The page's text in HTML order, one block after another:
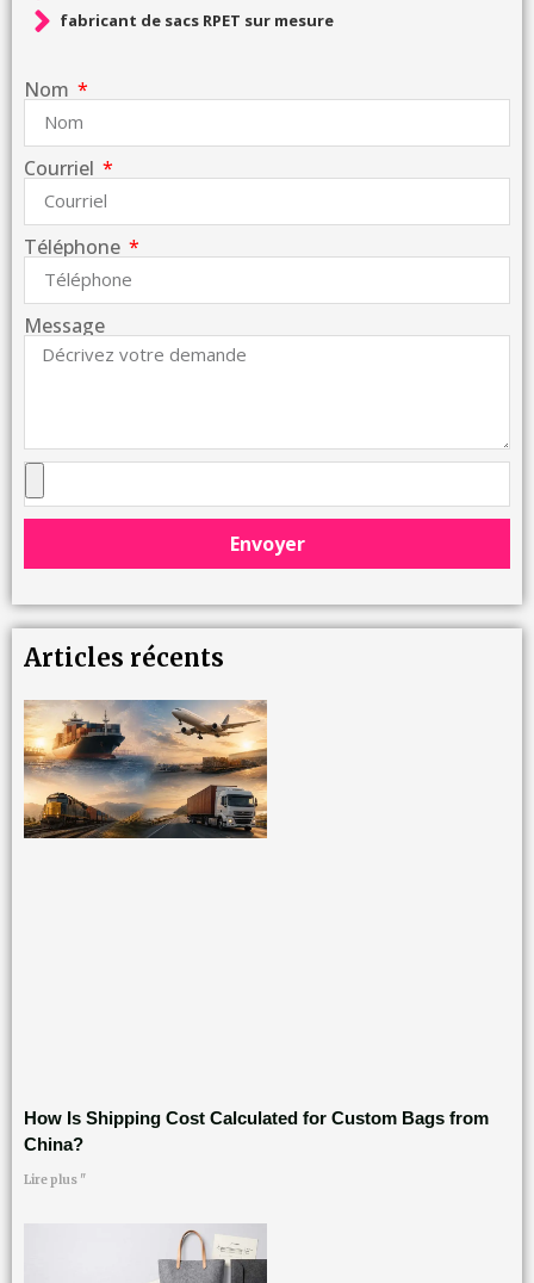
fabricant de sacs RPET sur mesure
Nom
Courriel
Téléphone
Message
Envoyer
Articles récents
How Is Shipping Cost Calculated for Custom Bags from
China?
Lire plus "